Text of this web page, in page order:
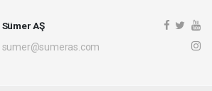
Sümer AŞ
sumer@sumeras.com